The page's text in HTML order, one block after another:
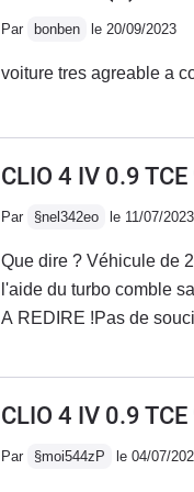
l'ouverture du coffre est
simplicité et son
Renault.
Par bonben le 20/09/2023
CLIO 4 IV 0.9
Par §nel342eo le 11/07/2023
Que dire ? Véhicule de
l'aide du turbo comble
A REDIRE !Pas de
certaines clio avec ce
thermostat d'eau qui
mal).Si jamais il faut le
une opération qui n'est
CLIO 4 IV 0.9
Par §moi544zP le 04/07/